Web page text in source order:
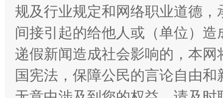
受贿1.44亿！段成刚被判无期 从幼
规及行业规定和网络职业道德
间接引起的给他人或（单位）
递假新闻造成社会影响的，本
国宪法，保障公民的言论自由